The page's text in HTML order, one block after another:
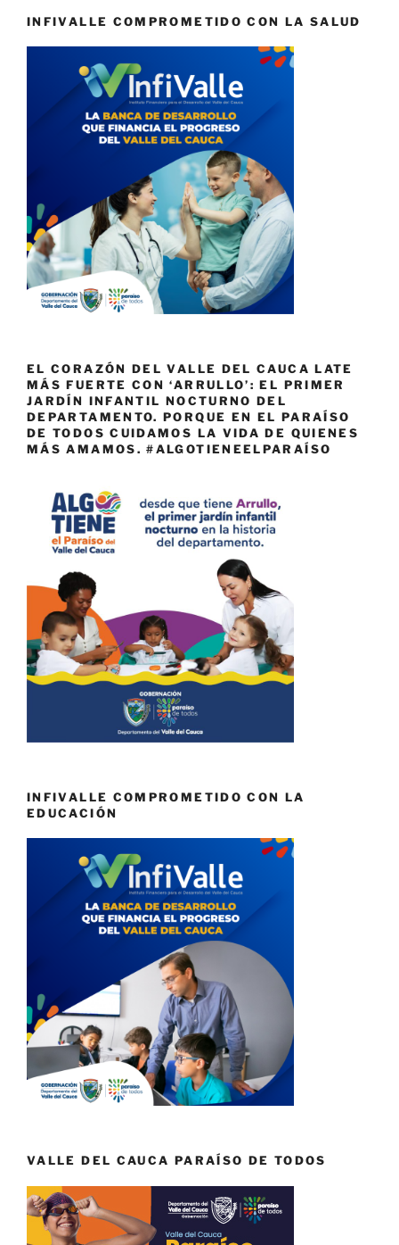
INFIVALLE COMPROMETIDO CON LA SALUD
EL CORAZÓN DEL VALLE DEL CAUCA LATE
MÁS FUERTE CON ‘ARRULLO’: EL PRIMER
JARDÍN INFANTIL NOCTURNO DEL
DEPARTAMENTO. PORQUE EN EL PARAÍSO
DE TODOS CUIDAMOS LA VIDA DE QUIENES
MÁS AMAMOS. #ALGOTIENEELPARAÍSO
INFIVALLE COMPROMETIDO CON LA
EDUCACIÓN
VALLE DEL CAUCA PARAÍSO DE TODOS